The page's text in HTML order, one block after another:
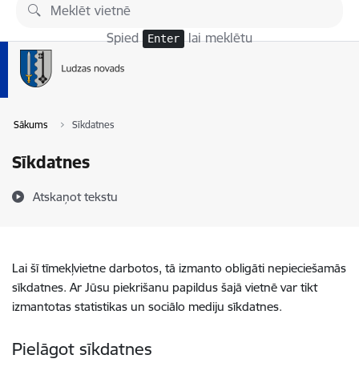
Pāriet uz lapas saturu
Spied Enter lai meklētu
Sākums Sīkdatnes
Sīkdatnes
Atskaņot tekstu
Lai šī tīmekļvietne darbotos, tā izmanto obligāti nepieciešamās
sīkdatnes. Ar Jūsu piekrišanu papildus šajā vietnē var tikt
izmantotas statistikas un sociālo mediju sīkdatnes.
Pielāgot sīkdatnes